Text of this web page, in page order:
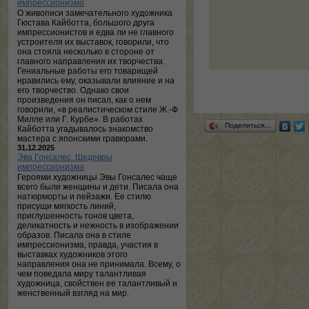
импрессионизма
О живописи замечательного художника
Гюстава Кайботта, большого друга
импрессионистов и едва ли не главного
устроителя их выставок, говорили, что
она стояла несколько в стороне от
главного направления их творчества.
Гениальные работы его товарищей
нравились ему, оказывали влияние и на
его творчество. Однако свои
произведения он писал, как о нем
говорили, «в реалистическом стиле Ж.-Ф.
Милле или Г. Курбе». В работах
Кайботта угадывалось знакомство
мастера с японскими гравюрами.
31.12.2025
Эва Гонсалес. Шедевры
импрессионизма
Героями художницы Эвы Гонсалес чаще
всего были женщины и дети. Писала она
натюрморты и пейзажи. Ее стилю
присущи мягкость линий,
приглушенность тонов цвета,
деликатность и нежность в изображении
образов. Писала она в стиле
импрессионизма, правда, участия в
выставках художников этого
направления она не принимала. Всему, о
чем поведала миру талантливая
художница, свойствен ее талантливый и
женственный взгляд на мир.
Поделиться…